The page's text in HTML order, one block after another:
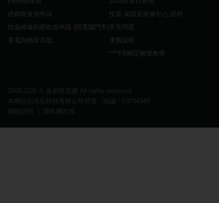
經銷商會員申請
技嘉維修到府收送申請 (限電腦門市)
筆電詢價留言版
技嘉 保固及維修中心 說明
常見問題
運費說明
****FB綁定帳號教學